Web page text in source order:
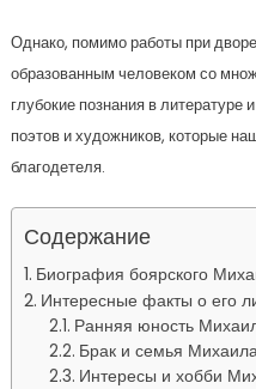
Однако, помимо работы при
образованным человеком со
глубокие познания в литературе
поэтов и художников, которые
благодетеля.
Содержание
Биография боярского
Интересные факты о его
Ранняя юность
Брак и семья
Интересы и хобби